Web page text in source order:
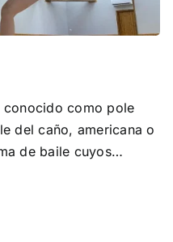
conocido como pole
del caño, americana o
de baile cuyos
ocasiones sensual
poste o caño vertical